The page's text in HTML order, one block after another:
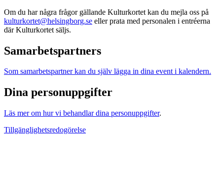
Om du har några frågor gällande Kulturkortet kan du mejla oss på
kulturkortet@helsingborg.se eller prata med personalen i entréerna
där Kulturkortet säljs.
Samarbetspartners
Som samarbetspartner kan du själv lägga in dina event i kalendern.
Dina personuppgifter
Läs mer om hur vi behandlar dina personuppgifter.
Tillgänglighetsredogörelse